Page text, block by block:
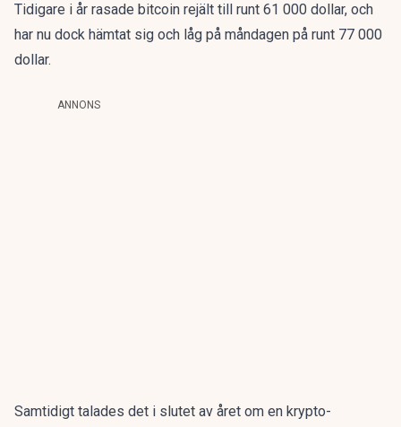
Tidigare i år rasade bitcoin rejält till runt 61 000 dollar, och
har nu dock hämtat sig och låg på måndagen på runt 77 000
dollar.
ANNONS
Samtidigt talades det i slutet av året om en krypto-